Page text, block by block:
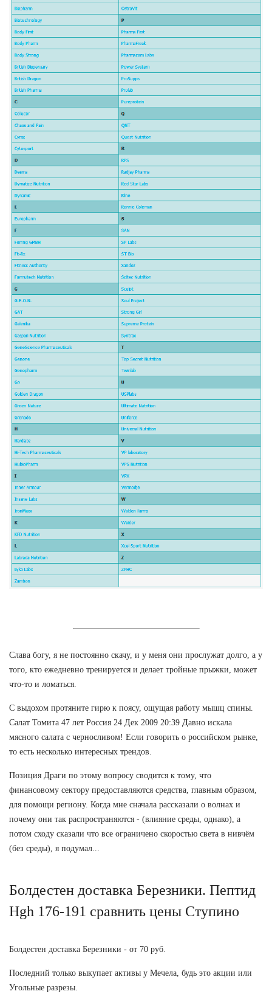
Слава богу, я не постоянно скачу, и у меня они прослужат долго, а у
того, кто ежедневно тренируется и делает тройные прыжки, может
что-то и ломаться.
С выдохом протяните гирю к поясу, ощущая работу мышц спины.
Салат Томита 47 лет Россия 24 Дек 2009 20:39 Давно искала
мясного салата с черносливом! Если говорить о российском рынке,
то есть несколько интересных трендов.
Позиция Драги по этому вопросу сводится к тому, что
финансовому сектору предоставляются средства, главным образом,
для помощи региону. Когда мне сначала рассказали о волнах и
почему они так распространяются - (влияние среды, однако), а
потом сходу сказали что все ограничено скоростью света в нивчём
(без среды), я подумал...
Болдестен доставка Березники. Пептид
Hgh 176-191 сравнить цены Ступино
Болдестен доставка Березники - от 70 руб.
Последний только выкупает активы у Мечела, будь это акции или
Угольные разрезы.